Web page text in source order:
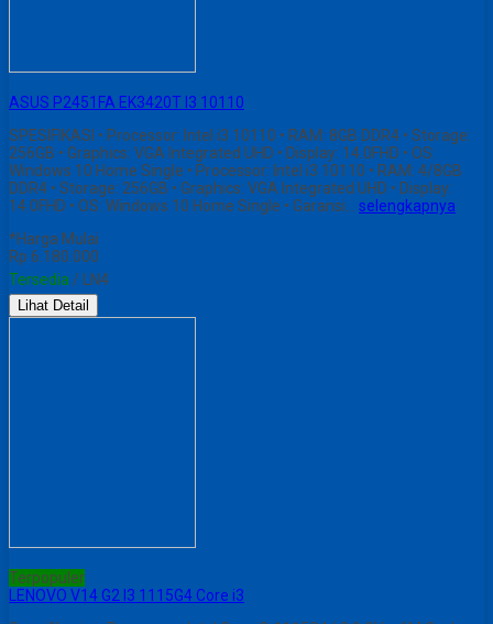
ASUS P2451FA EK3420T I3 10110
SPESIFIKASI • Processor: Intel i3 10110 • RAM: 8GB DDR4 • Storage:
256GB • Graphics: VGA Integrated UHD • Display: 14.0FHD • OS:
Windows 10 Home Single • Processor: Intel i3 10110 • RAM: 4/8GB
DDR4 • Storage: 256GB • Graphics: VGA Integrated UHD • Display:
14.0FHD • OS: Windows 10 Home Single • Garansi… selengkapnya
*Harga Mulai
Rp 6.180.000
Tersedia / LN4
Lihat Detail
Terpopuler
LENOVO V14 G2 I3 1115G4 Core i3